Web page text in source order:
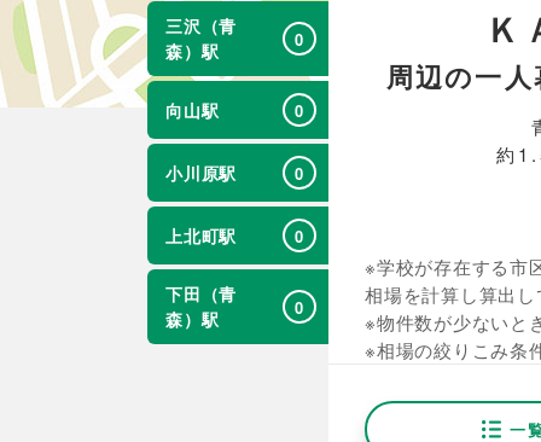
三沢（青
森）駅
0
向山駅 0
小川原駅 0
上北町駅 0
下田（青
森）駅
0
Ｋ
周辺の一
約
※学校が存在する市
相場を計算し算出
※物件数が少ないと
※相場の絞りこみ条
一